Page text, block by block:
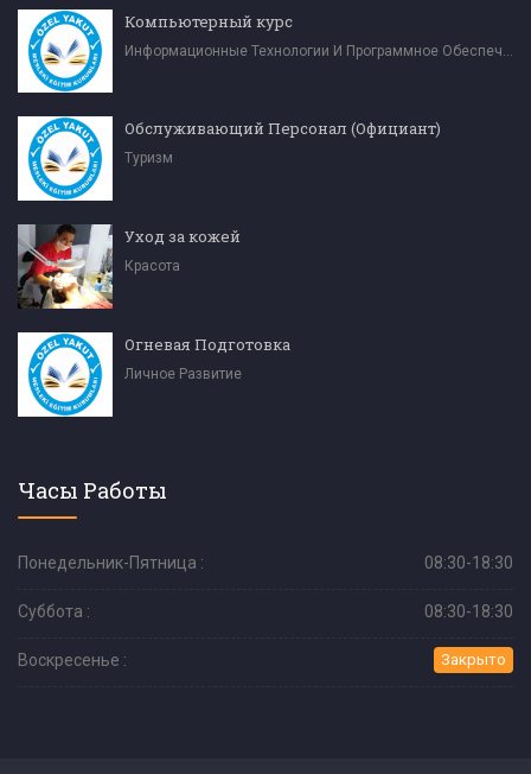
Компьютерный курс
Обслуживающий Персонал (Официант)
Туризм
Уход за кожей
Красота
Огневая Подготовка
Личное Развитие
Часы Работы
Понедельник-Пятница : 08:30-18:30
Суббота : 08:30-18:30
Воскресенье : Закрыто